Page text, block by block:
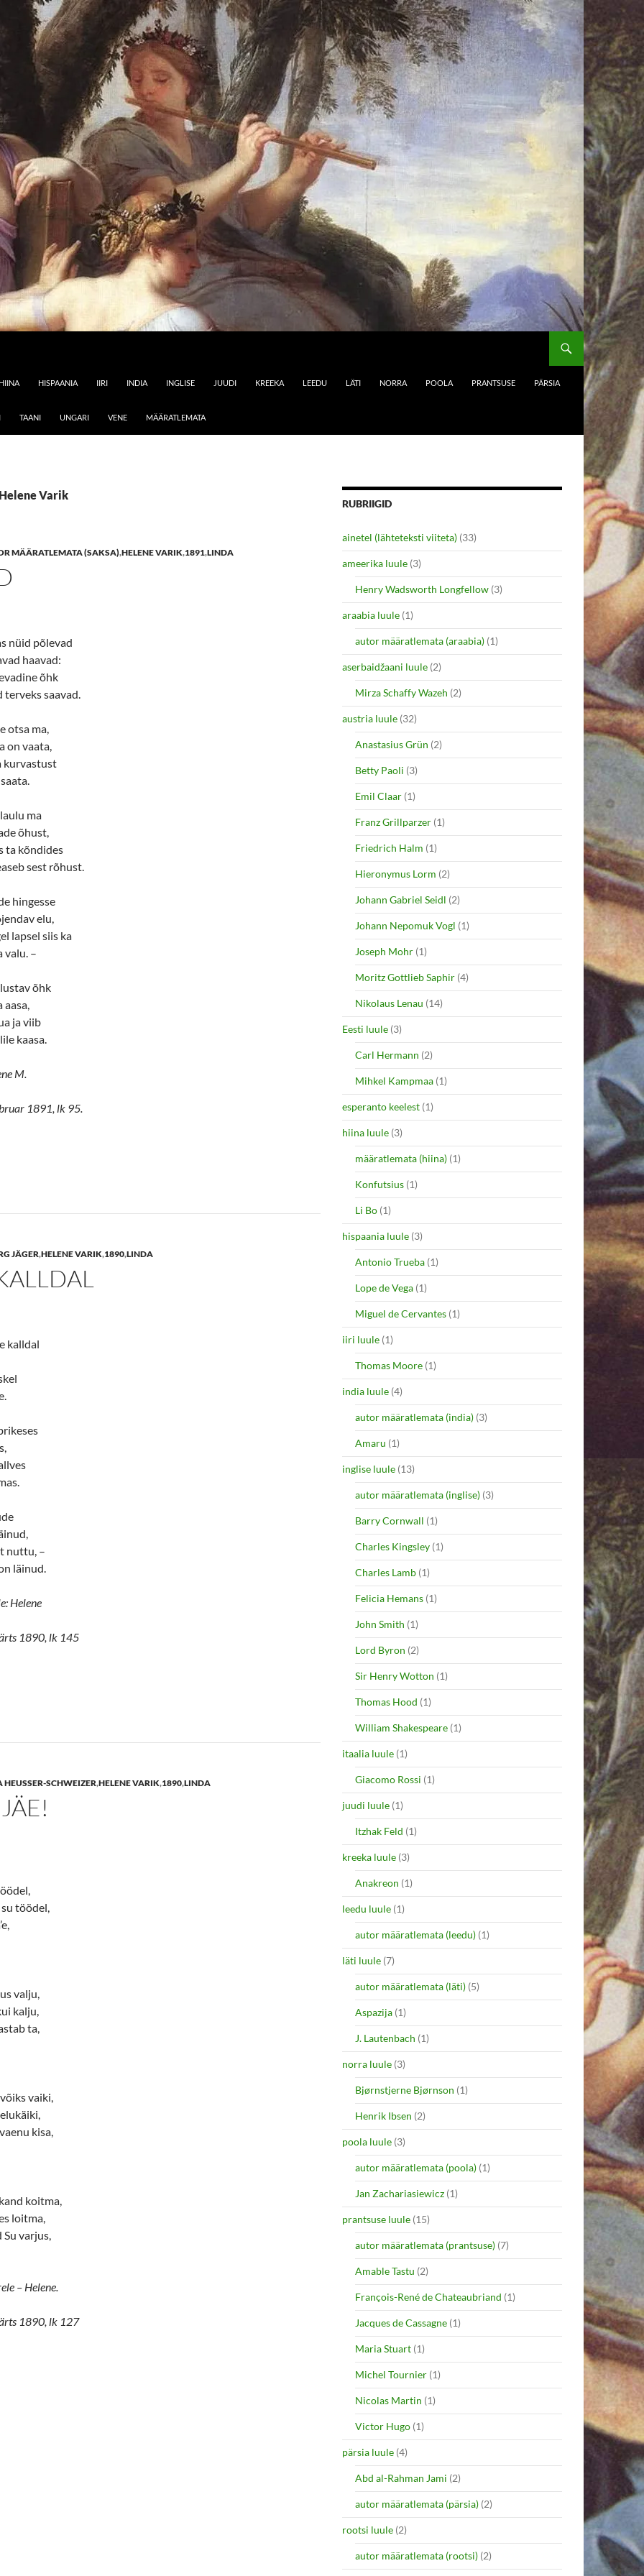
HIINA HISPAANIA IIRI INDIA INGLISE JUUDI KREEKA LEEDU LÄTI NORRA POOLA PRANTSUSE PÄRSIA
TAANI UNGARI VENE MÄÄRATLEMATA
Varik
MÄÄRATLEMATA (SAKSA),HELENE VARIK,1891,LINDA
nüid põlevad
haavad:
õhk
terveks saavad.
otsa ma,
on vaata,
kurvastust
ma
õhust,
ta kõndides
sest rõhust.
hingesse
elu,
lapsel siis ka
valu. –
õhk
aasa,
ja viib
kaasa.
M.
1891, lk 95.
JÄGER,HELENE VARIK,1890,LINDA
kalldal
nuttu, –
läinud.
Helene
1890, lk 145
HEUSSER-SCHWEIZER,HELENE VARIK,1890,LINDA
töödel,
valju,
kalju,
ta,
vaiki,
kisa,
koitma,
loitma,
Su varjus,
– Helene.
1890, lk 127
RUBRIIGID
ainetel (lähteteksti viiteta) (33)
ameerika luule (3)
Henry Wadsworth Longfellow (3)
araabia luule (1)
autor määratlemata (araabia) (1)
aserbaidžaani luule (2)
Mirza Schaffy Wazeh (2)
austria luule (32)
Anastasius Grün (2)
Betty Paoli (3)
Emil Claar (1)
Franz Grillparzer (1)
Friedrich Halm (1)
Hieronymus Lorm (2)
Johann Gabriel Seidl (2)
Johann Nepomuk Vogl (1)
Joseph Mohr (1)
Moritz Gottlieb Saphir (4)
Nikolaus Lenau (14)
Eesti luule (3)
Carl Hermann (2)
Mihkel Kampmaa (1)
esperanto keelest (1)
hiina luule (3)
määratlemata (hiina) (1)
Konfutsius (1)
Li Bo (1)
hispaania luule (3)
Antonio Trueba (1)
Lope de Vega (1)
Miguel de Cervantes (1)
iiri luule (1)
Thomas Moore (1)
india luule (4)
autor määratlemata (india) (3)
Amaru (1)
inglise luule (13)
autor määratlemata (inglise) (3)
Barry Cornwall (1)
Charles Kingsley (1)
Charles Lamb (1)
Felicia Hemans (1)
John Smith (1)
Lord Byron (2)
Sir Henry Wotton (1)
Thomas Hood (1)
William Shakespeare (1)
itaalia luule (1)
Giacomo Rossi (1)
juudi luule (1)
Itzhak Feld (1)
kreeka luule (3)
Anakreon (1)
leedu luule (1)
autor määratlemata (leedu) (1)
läti luule (7)
autor määratlemata (läti) (5)
Aspazija (1)
J. Lautenbach (1)
norra luule (3)
Bjørnstjerne Bjørnson (1)
Henrik Ibsen (2)
poola luule (3)
autor määratlemata (poola) (1)
Jan Zachariasiewicz (1)
prantsuse luule (15)
autor määratlemata (prantsuse) (7)
Amable Tastu (2)
François-René de Chateaubriand (1)
Jacques de Cassagne (1)
Maria Stuart (1)
Michel Tournier (1)
Nicolas Martin (1)
Victor Hugo (1)
pärsia luule (4)
Abd al-Rahman Jami (2)
autor määratlemata (pärsia) (2)
rootsi luule (2)
autor määratlemata (rootsi) (2)